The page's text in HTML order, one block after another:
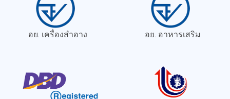
อย. เครื่องสำอาง อย. อาหารเสริม